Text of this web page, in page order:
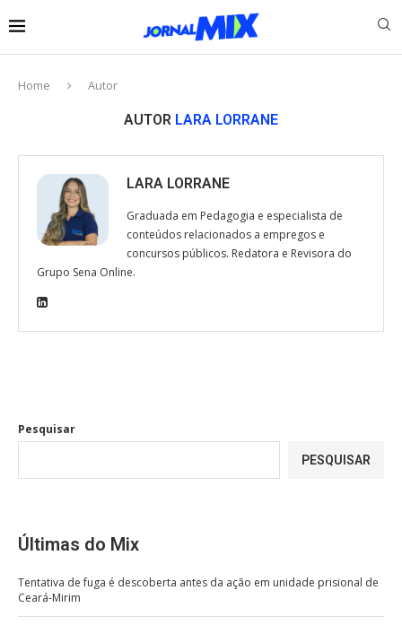
Home Autor
AUTOR LARA LORRANE
LARA LORRANE
Graduada em Pedagogia e especialista de
conteúdos relacionados a empregos e
concursos públicos. Redatora e Revisora do
Grupo Sena Online.
Pesquisar
PESQUISAR
Últimas do Mix
Tentativa de fuga é descoberta antes da ação em unidade prisional de
Ceará-Mirim